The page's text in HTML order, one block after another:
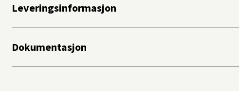
Leveringsinformasjon
Dokumentasjon